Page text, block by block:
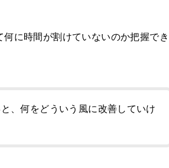
に時間が割けていないのか把握でき
、何をどういう風に改善していけ